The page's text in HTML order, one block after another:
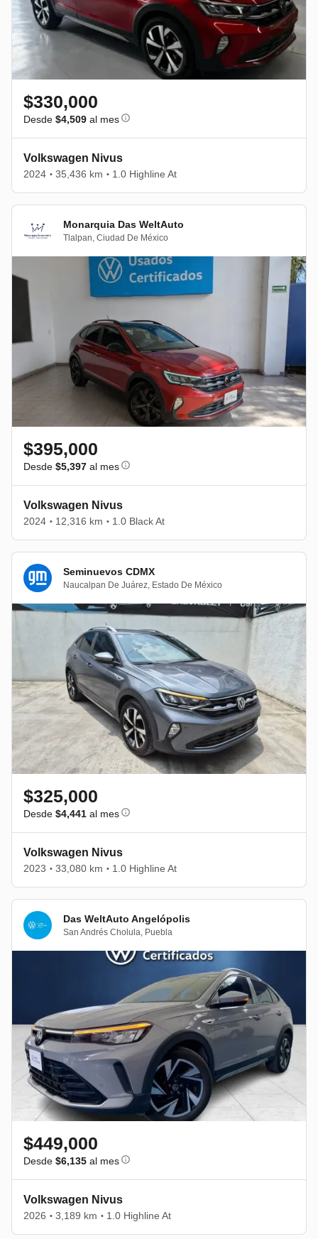
$330,000
Desde $4,509 al mes
Volkswagen Nivus
2024 • 35,436 km • 1.0 Highline At
Monarquia Das WeltAuto
Tlalpan Ciudad De México
$395,000
Desde $5,397 al mes
Volkswagen Nivus
2024 • 12,316 km • 1.0 Black At
Seminuevos CDMX
Naucalpan De Juárez Estado De México
$325,000
Desde $4,441 al mes
Volkswagen Nivus
2023 • 33,080 km • 1.0 Highline At
Das WeltAuto Angelópolis
San Andrés Cholula Puebla
$449,000
Desde $6,135 al mes
Volkswagen Nivus
2026 • 3,189 km • 1.0 Highline At